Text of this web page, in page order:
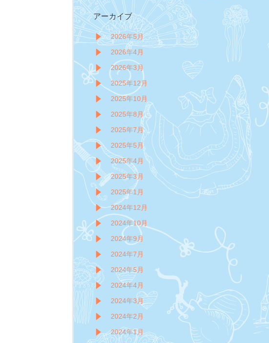
アーカイブ
2026年5月
2026年4月
2026年3月
2025年12月
2025年10月
2025年8月
2025年7月
2025年5月
2025年4月
2025年3月
2025年1月
2024年12月
2024年10月
2024年9月
2024年7月
2024年5月
2024年4月
2024年3月
2024年2月
2024年1月